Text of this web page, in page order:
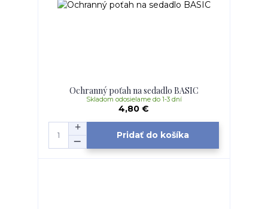
Ochranný poťah na sedadlo BASIC
4,80 €
Skladom odosielame do 1-3 dní
Pridať do košíka